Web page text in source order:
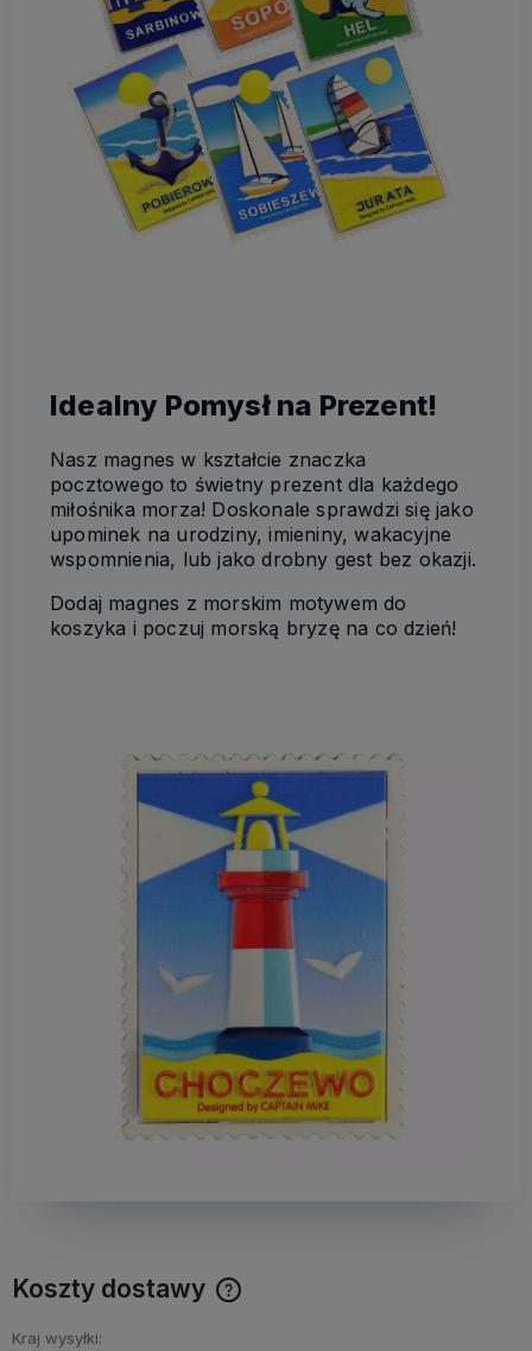
Idealny Pomysł na Prezent!
Nasz magnes w kształcie znaczka
pocztowego to świetny prezent dla każdego
miłośnika morza! Doskonale sprawdzi się jako
upominek na urodziny, imieniny, wakacyjne
wspomnienia, lub jako drobny gest bez okazji.
Dodaj magnes z morskim motywem do
koszyka i poczuj morską bryzę na co dzień!
Koszty dostawy
produkty które nie mieszczą się do Paczkomatu nie
Kraj wysyłki: